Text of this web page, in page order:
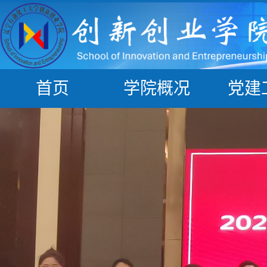
首页 学院概况 党建